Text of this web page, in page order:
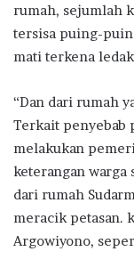
rumah, sejumlah
tersisa puing-
mati terkena
“Dan dari rumah
Terkait penyebab
melakukan
keterangan warga
dari rumah
meracik petasan.
Argowiyono,